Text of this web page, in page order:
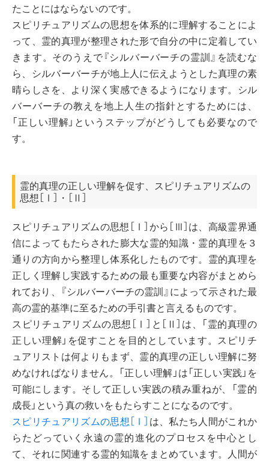
たことにはならないのです。
スピリチュアリズムの思想を体系的に理解することによ
って、霊的真理が整理された形で自分の中に定着してい
きます。そのうえで『シルバーバーチの霊訓』を読むな
ら、シルバーバーチが地上人に伝えようとした真理の素
晴らしさを、より深く実感できるようになります。シル
バーバーチの教えを地上人生の指針とするためには、
「正しい理解」というステップがどうしても必要なので
す。
霊的真理の正しい理解を促す、スピリチュアリズムの
思想［Ⅰ］・［Ⅱ］
スピリチュアリズムの思想［Ⅰ］から［Ⅲ］は、高級霊界通
信によってもたらされた膨大な霊的知識・霊的真理を３
通りの方向から整理し体系化したものです。霊的真理を
正しく理解し実践するための最も重要な内容がまとめら
れており、『シルバーバーチの霊訓』によって示された最
高の霊的基準に至るための手引書と言えるものです。
スピリチュアリズムの思想［Ⅰ］と［Ⅱ］は、「霊的真理の
正しい理解」を促すことを目的としています。スピリチ
ュアリストは何よりもまず、霊的真理の正しい理解に努
めなければなりません。「正しい理解」は「正しい実践」を
可能にします。そして正しい実践の積み重ねが、「霊的
成長」という真の救いをもたらすことになるのです。
スピリチュアリズムの思想［Ⅰ］ は、私たち人間がこれか
らたどっていく永遠の霊的進化のプロセスを中心とし
て、それに関連する霊的知識をまとめています。人間が